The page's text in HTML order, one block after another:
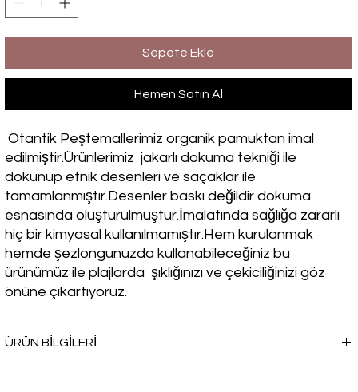
Sepete Ekle
Hemen Satın Al
Otantik Peştemallerimiz organik pamuktan imal
edilmiştir.Ürünlerimiz jakarlı dokuma tekniği ile
dokunup etnik desenleri ve saçaklar ile
tamamlanmıştır.Desenler baskı değildir dokuma
esnasında oluşturulmuştur.İmalatında sağlığa zararlı
hiç bir kimyasal kullanılmamıştır.Hem kurulanmak
hemde şezlongunuzda kullanabileceğiniz bu
ürünümüz ile plajlarda şıklığınızı ve çekiciliğinizi göz
önüne çıkartıyoruz.
ÜRÜN BİLGİLERİ